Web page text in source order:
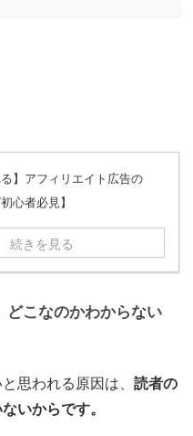
る】アフィリエイト広告の
心者必見】
続きを見る
どこなのかわからない
思われる原因は、 読者の
いからです。